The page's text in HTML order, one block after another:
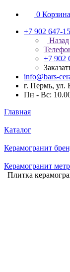
0 Корзина
+7 902 647-
Назад
+7 902
info@bars-
г. Пермь, ул.
Пн - Вс:
Главная
Каталог
Керамогранит
Керамогранит
Плитка